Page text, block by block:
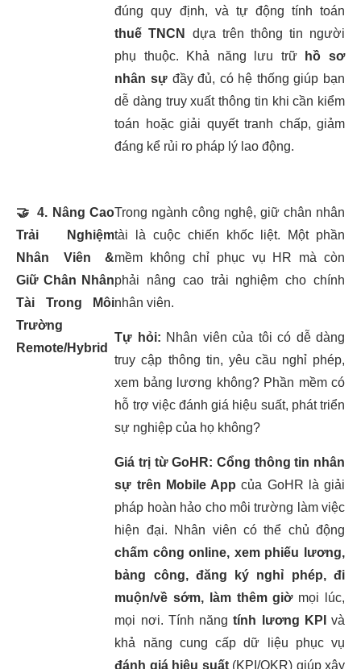
đúng quy định, và tự động tính toán
thuế TNCN
dựa trên thông tin người
phụ thuộc. Khả năng lưu trữ
hồ sơ
nhân sựđầy đủ, có hệ thống giúp bạn
dễ dàng truy xuất thông tin khi cần kiểm
toán hoặc giải quyết tranh chấp, giảm
đáng kể rủi ro pháp lý lao động.
🤝 4. Nâng Cao
Trải Nghiệm
Nhân Viên &
Giữ Chân Nhân
Tài Trong Môi
Trường
Remote/Hybrid
Trong ngành công nghệ, giữ chân nhân
tài là cuộc chiến khốc liệt. Một phần
mềm không chỉ phục vụ HR mà còn
phải nâng cao trải nghiệm cho chính
nhân viên.
Tự hỏi: Nhân viên của tôi có dễ dàng
truy cập thông tin, yêu cầu nghỉ phép,
xem bảng lương không? Phần mềm có
hỗ trợ việc đánh giá hiệu suất, phát triển
sự nghiệp của họ không?
Giá trị từ GoHR: Cổng thông tin nhân
sự trên Mobile App của GoHR là giải
pháp hoàn hảo cho môi trường làm việc
hiện đại. Nhân viên có thể chủ động
chấm công online, xem phiếu lương,
bảng công, đăng ký nghỉ phép, đi
muộn/về sớm, làm thêm giờmọi lúc,
mọi nơi. Tính năngtính lương KPI
và
khả năng cung cấp dữ liệu phục vụ
đánh giá hiệu suất(KPI/OKR) giúp xây